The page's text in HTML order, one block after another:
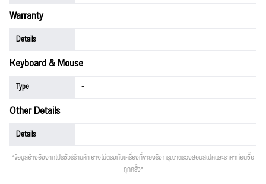
Warranty
Details
Keyboard & Mouse
Type -
Other Details
Details
*ข้อมูลอ้างอิงจากโปรชัวร์ร้านค้า อาจไม่ตรงกับเครื่องที่ขายจริง กรุณาตรวจสอบสเปคและราคาก่อนซื้อ
ทุกครั้ง*